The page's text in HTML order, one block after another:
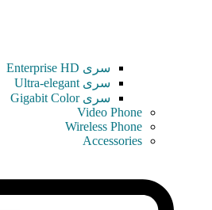
سری Enterprise HD
سری Ultra-elegant
سری Gigabit Color
Video Phone
Wireless Phone
Accessories